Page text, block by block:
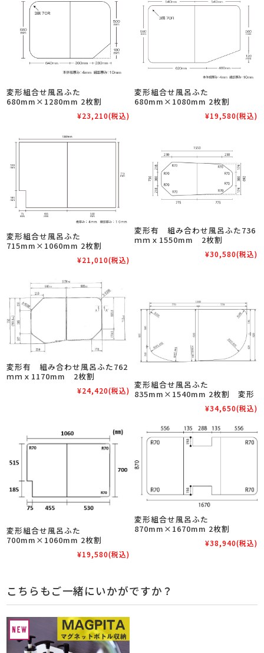
変形組合せ風呂ふた
680mm×1280mm 2枚割
¥23,210(税込)
変形組合せ風呂ふた
680mm×1080mm 2枚割
¥19,580(税込)
変形組合せ風呂ふた
715mm×1060mm 2枚割
¥21,010(税込)
変形有 組み合わせ風呂ふた736
ｍｍｘ1550mm 2枚割
¥30,580(税込)
変形有 組み合わせ風呂ふた762
ｍｍｘ1170mm 2枚割
¥24,420(税込)
変形組合せ風呂ふた
835mm×1540mm 2枚割 変形
¥34,650(税込)
変形組合せ風呂ふた
700mm×1060mm 2枚割
¥19,580(税込)
変形組合せ風呂ふた
870mm×1670mm 2枚割
¥38,940(税込)
こちらもご一緒にいかがですか？